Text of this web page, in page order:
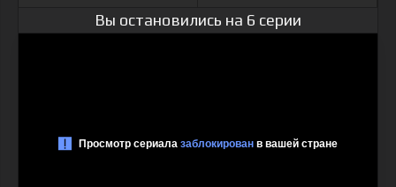
Вы остановились на 6 серии